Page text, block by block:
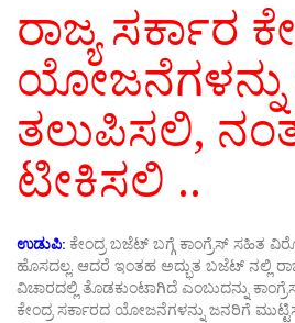
ರಾಜ್ಯ ಸರ್ಕಾರ
ತಲುಪಿಸಲಿ,
ಟೀಕಿಸಲಿ ..
ಉಡುಪಿ: ಕೇಂದ್ರ ಬಜೆಟ್ ಬಗ್ಗೆ ಕಾಂಗ್ರೆಸ್ ಸಹಿತ
ಹೊಸದಲ್ಲ. ಆದರೆ ಇಂತಹ ಅದ್ಭುತ ಬಜೆಟ್ ನಲ್ಲಿ
ವಿಚಾರದಲ್ಲಿ ತೊಡಕುಂಟಾಗಿದೆ ಎಂಬುದನ್ನು
ಕೇಂದ್ರ ಸರ್ಕಾರದ ಯೋಜನೆಗಳನ್ನು ಜನರಿಗೆ